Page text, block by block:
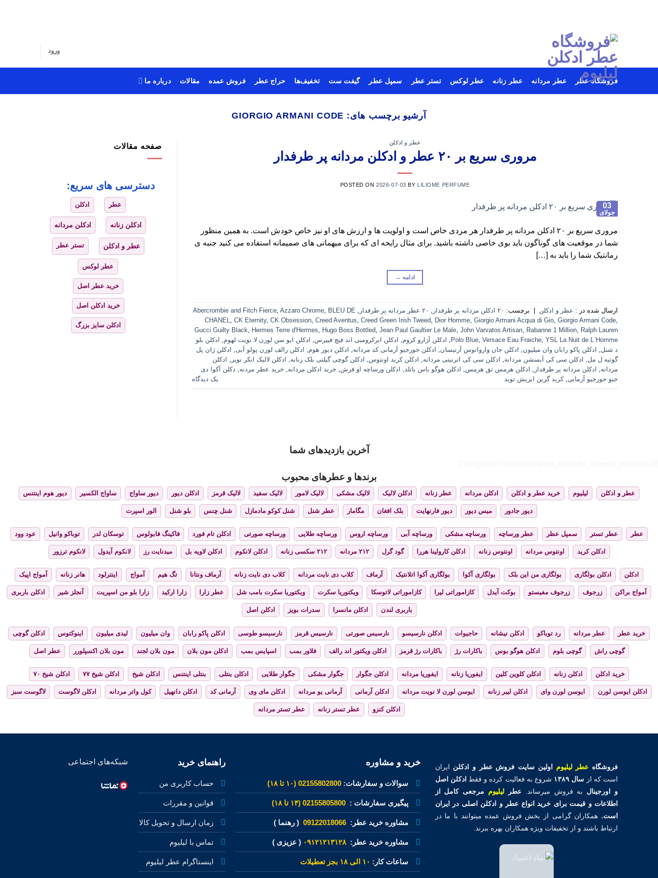
ورود
فروشگاه عطر عطر مردانه عطر زنانه عطر لوکس تستر عطر سمپل عطر گیفت ست تخفیف‌ها حراج عطر فروش عمده مقالات درباره ما
آرشیو برچسب های: GIORGIO ARMANI CODE
عطر و ادکلن
مروری سریع بر ۲۰ عطر و ادکلن مردانه پر طرفدار
POSTED ON2026-07-03 BY LILIOME PERFUME
03
جولای
مروری سریع بر ۲۰ ادکلن مردانه پر طرفدار هر مردی خاص است و اولویت ها و ارزش های او نیز خاص خودش است. به همین منظور
شما در موقعیت های گوناگون باید بوی خاصی داشته باشید. برای مثال رایحه ای که برای میهمانی های صمیمانه استفاده می کنید جنبه ی
رمانتیک شما را باید به […]
ادامه →
ارسال شده در : عطر و ادکلن برچسب: ۲۰ ادکلن مردانه پر طرفدار , ۲۰ عطر مردانه پر طرفدار ,
Abercrombie and Fitch Fierce, Azzaro Chrome, BLEU DE
CHANEL, CK Eternity, CK Obsession, Creed Aventus, Creed Green Irish Tweed, Dior Homme, Giorgio Armani Acqua di Gio, Giorgio Armani Code,
Gucci Guilty Black, Hermes Terre d'Hermes, Hugo Boss Bottled, Jean Paul Gaultier Le Male, John Varvatos Artisan, Rabanne 1 Million, Ralph Lauren
Polo Blue, Versace Eau Fraiche, YSL La Nuit de L`Homme
, ادکلن آزارو کروم, ادکلن ابرکرومبی اند فیچ فییرس, ادکلن ایو سن لورن لا نویت لهوم,
ادکلن بلو
د شنل, ادکلن پاکو رابان وان میلیون, ادکلن جان وارواتوس آرتیسان, ادکلن جورجیو آرمانی کد مردانه, ادکلن دیور هوم, ادکلن رالف لورن پولو آبی,
ادکلن ژان پل
گوتیه ل مل, ادکلن سی کی آبسشن مردانه, ادکلن سی کی اترنیتی مردانه, ادکلن کرید اونتوس, ادکلن گوچی گیلتی بلک زنانه, ادکلن لالیک انکر نویر ,
ادکلن
مردانه, ادکلن مردانه پر طرفدار , ادکلن هرمس تق هرمس, ادکلن هوگو باس باتلد, ادکلن ورساچه او فرش, خرید ادکلن مردانه, خرید عطر مردنه, دکلن آکوا دی
جیو جورجیو آرمانی,کرید گرین ایریش توید یک دیدگاه
صفحه مقالات
دسترسی های سریع:
عطر ادکلن
ادکلن زنانه ادکلن مردانه
عطر و ادکلن تستر عطر
عطر لوکس
خرید عطر اصل
خرید ادکلن اصل
ادکلن سایز بزرگ
آخرین بازدیدهای شما
برندها و عطرهای محبوب
عطر و ادکلن لیلیوم خرید عطر و ادکلن ادکلن مردانه عطر زنانه ادکلن لالیک لالیک مشکی لالیک لامور لالیک سفید لالیک قرمز ادکلن دیور دیور ساواج ساواج الکسیر دیور هوم اینتنس
دیور جادور میس دیور دیور فارنهایت بلک افغان مگامار عطر شنل شنل کوکو مادمازل شنل چنس بلو شنل الور اسپرت
عطر عطر تستر سمپل عطر عطر ورساچه ورساچه مشکی ورساچه آبی ورساچه اروس ورساچه طلایی ورساچه صورتی ادکلن تام فورد فاکینگ فابولوس توسکان لدر توباکو وانیل عود وود
ادکلن کرید اونتوس مردانه اونتوس زنانه ادکلن کارولینا هررا گود گرل ۲۱۲ مردانه ۲۱۲ سکسی زنانه ادکلن لانکوم ادکلن لاویه بل میدنایت رز لانکوم آیدول لانکوم ترزور
ادکلن ادکلن بولگاری بولگاری من این بلک بولگاری آکوا بولگاری آکوا اتلانتیک آرماف کلاب دی نایت مردانه کلاب دی نایت زنانه آرماف ونتانا تگ هیم آمواج اینترلود هانر زنانه آمواج اپیک
آمواج براکن زرجوف زرجوف مفیستو بوکت آیدل کازاموراتی لیرا کازاموراتی لاتوسکا ویکتوریا سکرت ویکتوریا سکرت بامب شل عطر زارا زارا ارکید زارا بلو من اسپریت آنجلز شیر ادکلن باربری
باربری لندن ادکلن مانسرا سدرات بویز ادکلن اصل
خرید عطر عطر مردانه رد توباکو ادکلن نیشانه حاجیوات ادکلن نارسیسو نارسیس صورتی نارسیس قرمز نارسیسو طوسی ادکلن پاکو رابان وان میلیون لیدی میلیون اینوکتوس ادکلن گوچی
گوچی راش گوچی بلوم ادکلن هوگو بوس باکارات رژ باکارات رژ قرمز ادکلن ویکتور اند رالف فلاور بمب اسپایس بمب ادکلن مون بلان مون بلان لجند مون بلان اکسپلورر عطر اصل
خرید ادکلن ادکلن زنانه ادکلن کلوین کلین ایفوریا زنانه ایفوریا مردانه ادکلن جگوار جگوار مشکی جگوار طلایی ادکلن بنتلی بنتلی اینتنس ادکلن شیخ ادکلن شیخ ۷۷ ادکلن شیخ ۷۰
ادکلن ایوسن لورن ایوسن لورن وای ادکلن لیبر زنانه ایوسن لورن لا نویت مردانه ادکلن آرمانی آرمانی یو مردانه ادکلن مای وی آرمانی کد ادکلن دانهیل کول واتر مردانه ادکلن لاگوست لاگوست سبز
ادکلن کنزو عطر تستر زنانه عطر تستر مردانه
فروشگاه عطر لیلیوم اولین سایت فروش عطر و ادکلن ایران
است که از سال ۱۳۸۹ شروع به فعالیت کرده و فقط ادکلن اصل
و اورجینال به فروش میرساند.عطر لیلیوم مرجعی کامل از
اطلاعات و قیمت برای خرید انواع عطر و ادکلن اصلی در ایران
است. همکاران گرامی از بخش فروش عمده میتوانند با ما در
ارتباط باشند و از تخفیفات ویژه همکاران بهره ببرند.
خرید و مشاوره
سوالات و سفارشات:02155802800 (۱۰ تا ۱۸)
پیگیری سفارشات :02155805800 (۱۴ تا ۱۸)
مشاوره خرید عطر:09122018066 ( رهنما )
مشاوره خرید عطر:۰۹۱۲۱۲۱۳۱۲۸ ( عزیزی )
ساعات کار: ۱۰ الی ۱۸ بجز تعطیلات
راهنمای خرید
حساب کاربری من
قوانین و مقررات
زمان ارسال و تحویل کالا
تماس با لیلیوم
اینستاگرام عطر لیلیوم
شبکه‌های اجتماعی